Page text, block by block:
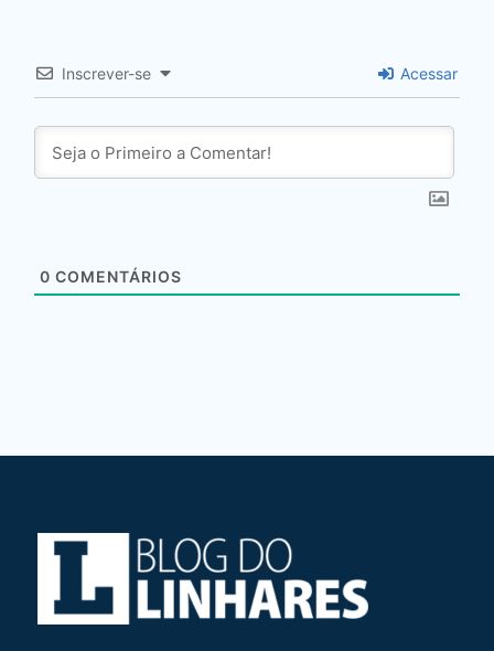
Inscrever-se Acessar
0 COMENTÁRIOS